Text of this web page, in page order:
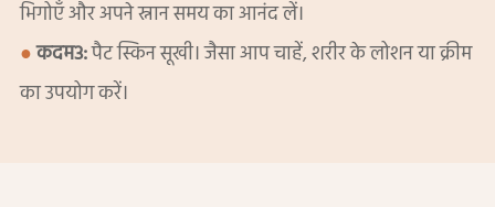
भिगोएँ और अपने स्नान समय का आनंद लें।
●कदम3:पैट स्किन सूखी। जैसा आप चाहें, शरीर के लोशन या क्रीम
का उपयोग करें।